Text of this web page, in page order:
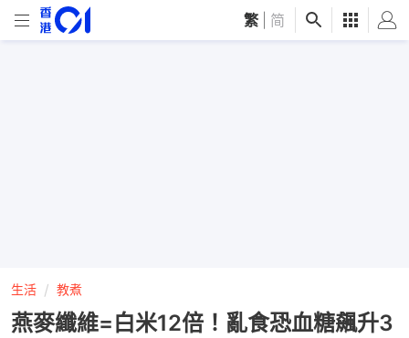
繁 简
生活 教煮
燕麥纖維=白米12倍！亂食恐血糖飆升3